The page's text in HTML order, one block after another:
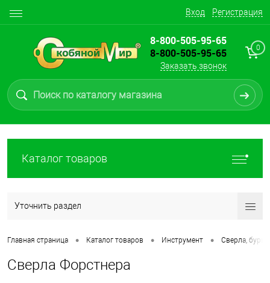
Вход Регистрация
8-800-505-95-65
8-800-505-95-65
Заказать звонок
0
Каталог товаров
Уточнить раздел
Главная страница • Каталог товаров • Инструмент • Сверла, буры,
Сверла Форстнера